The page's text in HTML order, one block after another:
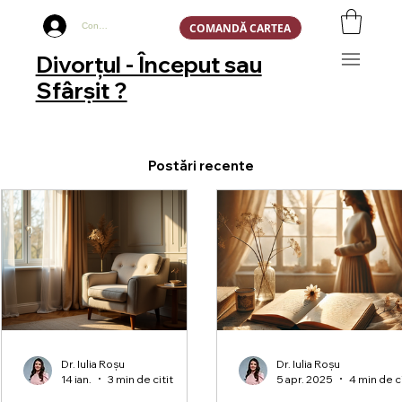
COMANDĂ CARTEA
Divorțul - Început sau
Sfârșit ?
Conectează-te
Postări recente
Dr. Iulia Roșu
14 ian.
3 min de citit
Dr. Iulia Roșu
5 apr. 2025
4 min de